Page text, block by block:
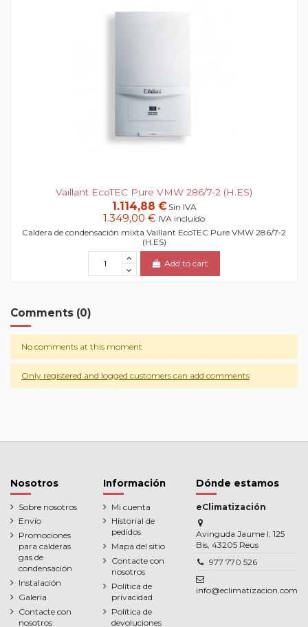
Vaillant EcoTEC Pure VMW 286/7-2 (H.ES)
1.114,88 € Sin IVA
1.349,00 € IVA incluido
Caldera de condensación mixta Vaillant EcoTEC Pure VMW 286/7-2
(H.ES)
Add to cart
Comments (0)
No comments at this moment
Only registered and logged customers can add comments
Nosotros
Sobre nosotros
Envío
Promociones
para calderas
gas de
condensación
Instalación
Galeria
Contacte con
nosotros
Información
Mi cuenta
Historial de
pedidos
Mapa del sitio
Contacte con
nosotros
Política de
privacidad
Política de
devoluciones
Dónde estamos
eClimatización
Avinguda Jaume I, 125
Bis, 43205 Reus
977 770 526
info@eclimatizacion.com